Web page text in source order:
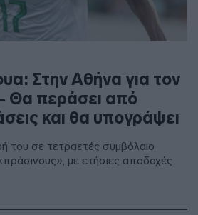
Στην Αθήνα για τον
Θα περάσει από
και θα υπογράψει
του σε τετραετές συμβόλαιο
με ετήσιες αποδοχές